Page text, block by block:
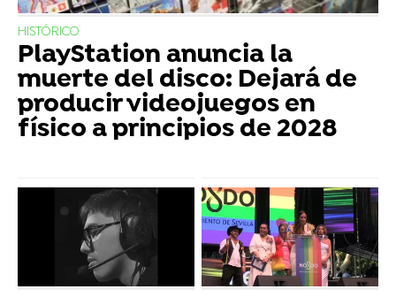
HISTÓRICO
PlayStation anuncia la
muerte del disco: Dejará de
producir videojuegos en
físico a principios de 2028